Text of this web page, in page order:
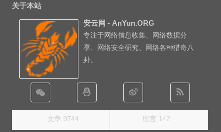
关于本站
安云网 - AnYun.ORG
专注于网络信息收集、网络数据分
享、网络安全研究、网络各种猎奇八
卦。
文章 9744 留言 142